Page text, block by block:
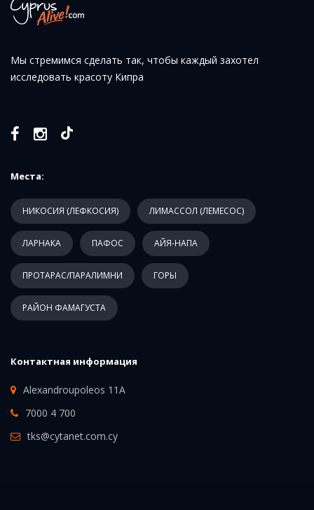
Мы стремимся сделать так, чтобы каждый захотел
исследовать красоту Кипра
Места:
НИКОСИЯ (ЛЕФКОСИЯ) ЛИМАССОЛ (ЛЕМЕСОС)
ЛАРНАКА ПАФОС АЙЯ-НАПА
ПРОТАРАС/ПАРАЛИМНИ ГОРЫ
РАЙОН ФАМАГУСТА
Контактная информация
Alexandroupoleos 11A
7000 4 700
tks@cytanet.com.cy